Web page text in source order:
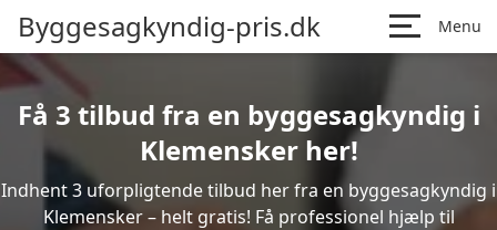
Byggesagkyndig-pris.dk Menu
Få 3 tilbud fra en byggesagkyndig i
Klemensker her!
Indhent 3 uforpligtende tilbud her fra en byggesagkyndig i
Klemensker – helt gratis! Få professionel hjælp til